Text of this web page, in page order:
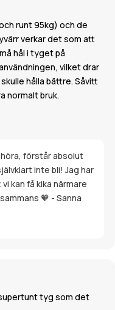
runt 95kg) och de
verkar det som att
hål i tyget på
vilket drar
hålla bättre. Såvitt
normalt bruk.
förstår absolut
inte bli! Jag har
kan få kika närmare
🧡 - Sanna
tyg som det